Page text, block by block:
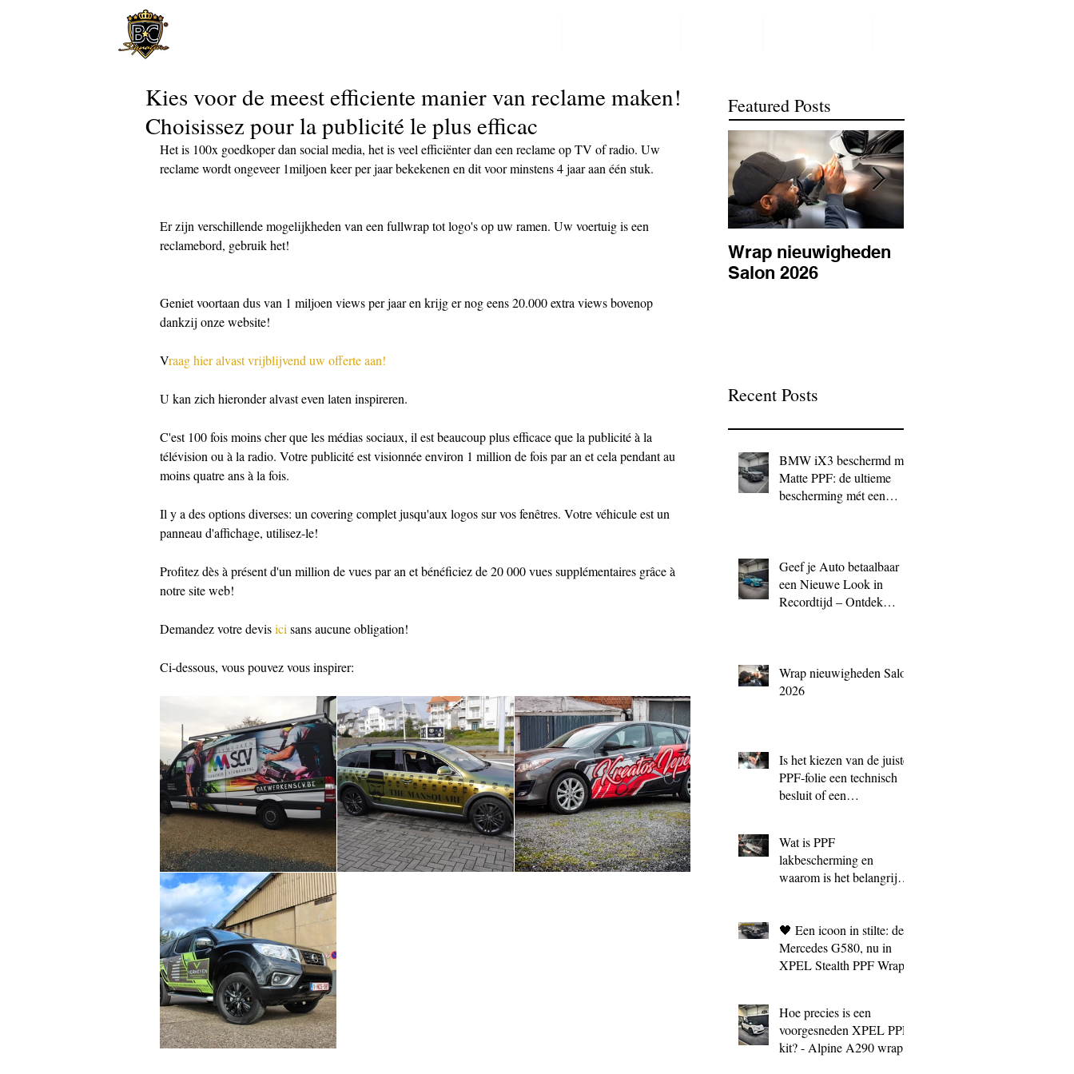
Kies voor de meest efficiente manier van reclame maken!
Choisissez pour la publicité le plus efficac
Het is 100x goedkoper dan social media, het is veel efficiënter dan een reclame op TV of radio. Uw
reclame wordt ongeveer 1miljoen keer per jaar bekekenen en dit voor minstens 4 jaar aan één stuk.
Er zijn verschillende mogelijkheden van een fullwrap tot logo's op uw ramen. Uw voertuig is een
reclamebord, gebruik het!
Geniet voortaan dus van 1 miljoen views per jaar en krijg er nog eens 20.000 extra views bovenop
dankzij onze website!
Vraag hier alvast vrijblijvend uw offerte aan!
U kan zich hieronder alvast even laten inspireren.
C'est 100 fois moins cher que les médias sociaux, il est beaucoup plus efficace que la publicité à la
télévision ou à la radio. Votre publicité est visionnée environ 1 million de fois par an et cela pendant au
moins quatre ans à la fois.
Il y a des options diverses: un covering complet jusqu'aux logos sur vos fenêtres. Votre véhicule est un
panneau d'affichage, utilisez-le!
Profitez dès à présent d'un million de vues par an et bénéficiez de 20 000 vues supplémentaires grâce à
notre site web!
Demandez votre devis ici sans aucune obligation!
Ci-dessous, vous pouvez vous inspirer:
Featured Posts
Wrap nieuwigheden
Salon 2026
Recent Posts
BMW iX3 beschermd met
Matte PPF: de ultieme
bescherming mét een
Geef je Auto betaalbaar
een Nieuwe Look in
Recordtijd – Ontdek
Wrap nieuwigheden Salon
2026
Is het kiezen van de juiste
PPF‑folie een technisch
besluit of een
Wat is PPF
lakbescherming en
waarom is het belangrijk?
🖤 Een icoon in stilte: de
Mercedes G580, nu in
XPEL Stealth PPF Wrap
Hoe precies is een
voorgesneden XPEL PPF
kit? - Alpine A290 wrap